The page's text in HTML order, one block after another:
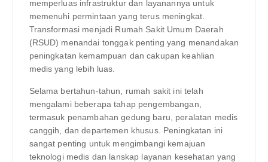
memperluas infrastruktur dan layanannya untuk
memenuhi permintaan yang terus meningkat.
Transformasi menjadi Rumah Sakit Umum Daerah
(RSUD) menandai tonggak penting yang menandakan
peningkatan kemampuan dan cakupan keahlian
medis yang lebih luas.
Selama bertahun-tahun, rumah sakit ini telah
mengalami beberapa tahap pengembangan,
termasuk penambahan gedung baru, peralatan medis
canggih, dan departemen khusus. Peningkatan ini
sangat penting untuk mengimbangi kemajuan
teknologi medis dan lanskap layanan kesehatan yang